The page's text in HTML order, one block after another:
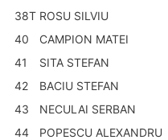
38T ROSU SILVIU
40
CAMPION MATEI
41
SITA STEFAN
42
BACIU STEFAN
43
NECULAI SERBAN
44
POPESCU ALEXANDRU